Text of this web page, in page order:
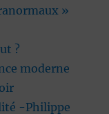
»
?
moderne
-Philippe